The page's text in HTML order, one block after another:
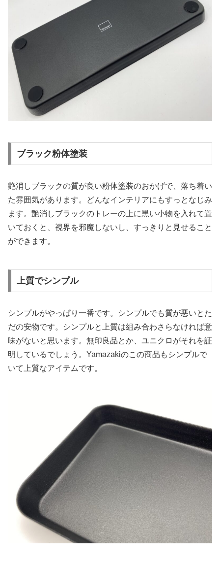
ブラック粉体塗装
艶消しブラックの質が良い粉体塗装のおかげで、落ち着い
た雰囲気があります。どんなインテリアにもすっとなじみ
ます。艶消しブラックのトレーの上に黒い小物を入れて置
いておくと、視界を邪魔しないし、すっきりと見せること
ができます。
上質でシンプル
シンプルがやっぱり一番です。シンプルでも質が悪いとた
だの安物です。シンプルと上質は組み合わさらなければ意
味がないと思います。無印良品とか、ユニクロがそれを証
明しているでしょう。Yamazakiのこの商品もシンプルで
いて上質なアイテムです。